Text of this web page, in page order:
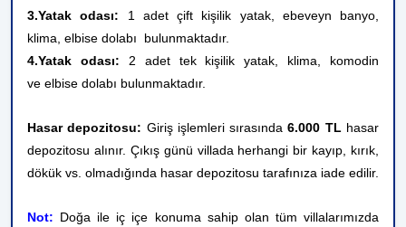
3.Yatak odası: 1 adet çift kişilik yatak, ebeveyn banyo,
klima, elbise dolabı
bulunmaktadır.
4.Yatak odası: 2 adet tek kişilik yatak, klima, komodin
ve elbise dolabı bulunmaktadır.
Hasar depozitosu: Giriş işlemleri sırasında6.000 TL hasar
depozitosu alınır. Çıkış günü villada herhangi bir kayıp, kırık,
dökük vs. olmadığında hasar depozitosu tarafınıza iade edilir.
Not: Doğa ile iç içe konuma sahip olan tüm villalarımızda